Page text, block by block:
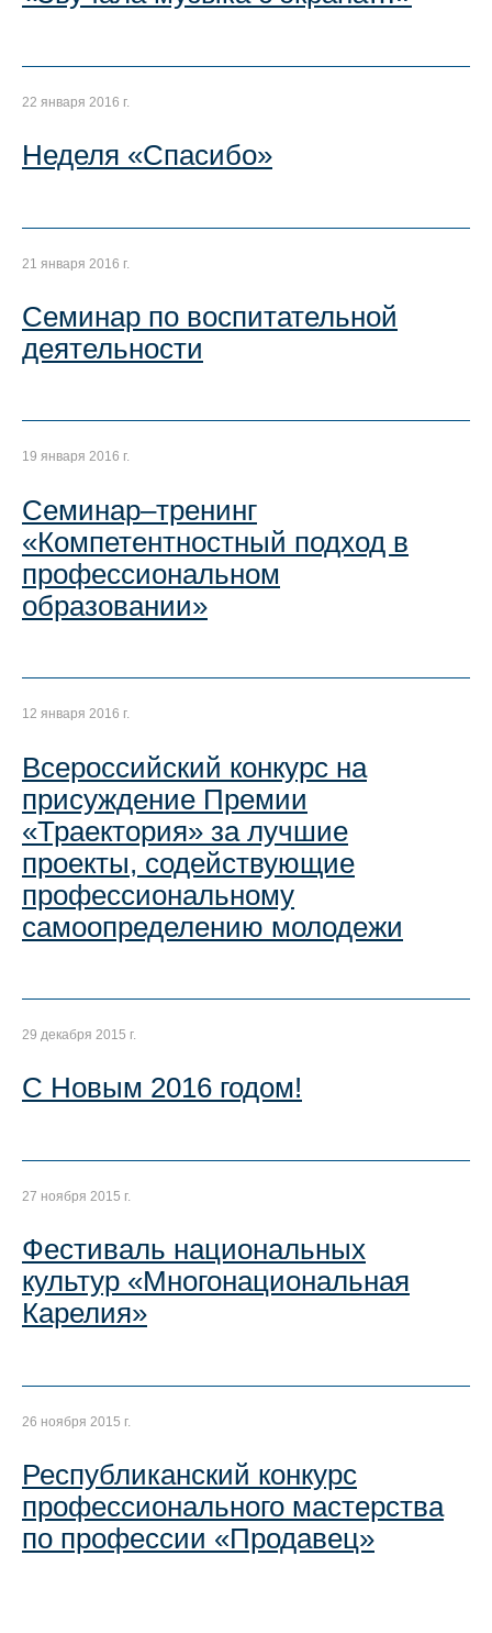
22 января 2016 г.
Неделя «Спасибо»
21 января 2016 г.
Семинар по воспитательной
деятельности
19 января 2016 г.
Семинар–тренинг
«Компетентностный подход в
профессиональном
образовании»
12 января 2016 г.
Всероссийский конкурс на
присуждение Премии
«Траектория» за лучшие
проекты, содействующие
профессиональному
самоопределению молодежи
29 декабря 2015 г.
С Новым 2016 годом!
27 ноября 2015 г.
Фестиваль национальных
культур «Многонациональная
Карелия»
26 ноября 2015 г.
Республиканский конкурс
профессионального мастерства
по профессии «Продавец»